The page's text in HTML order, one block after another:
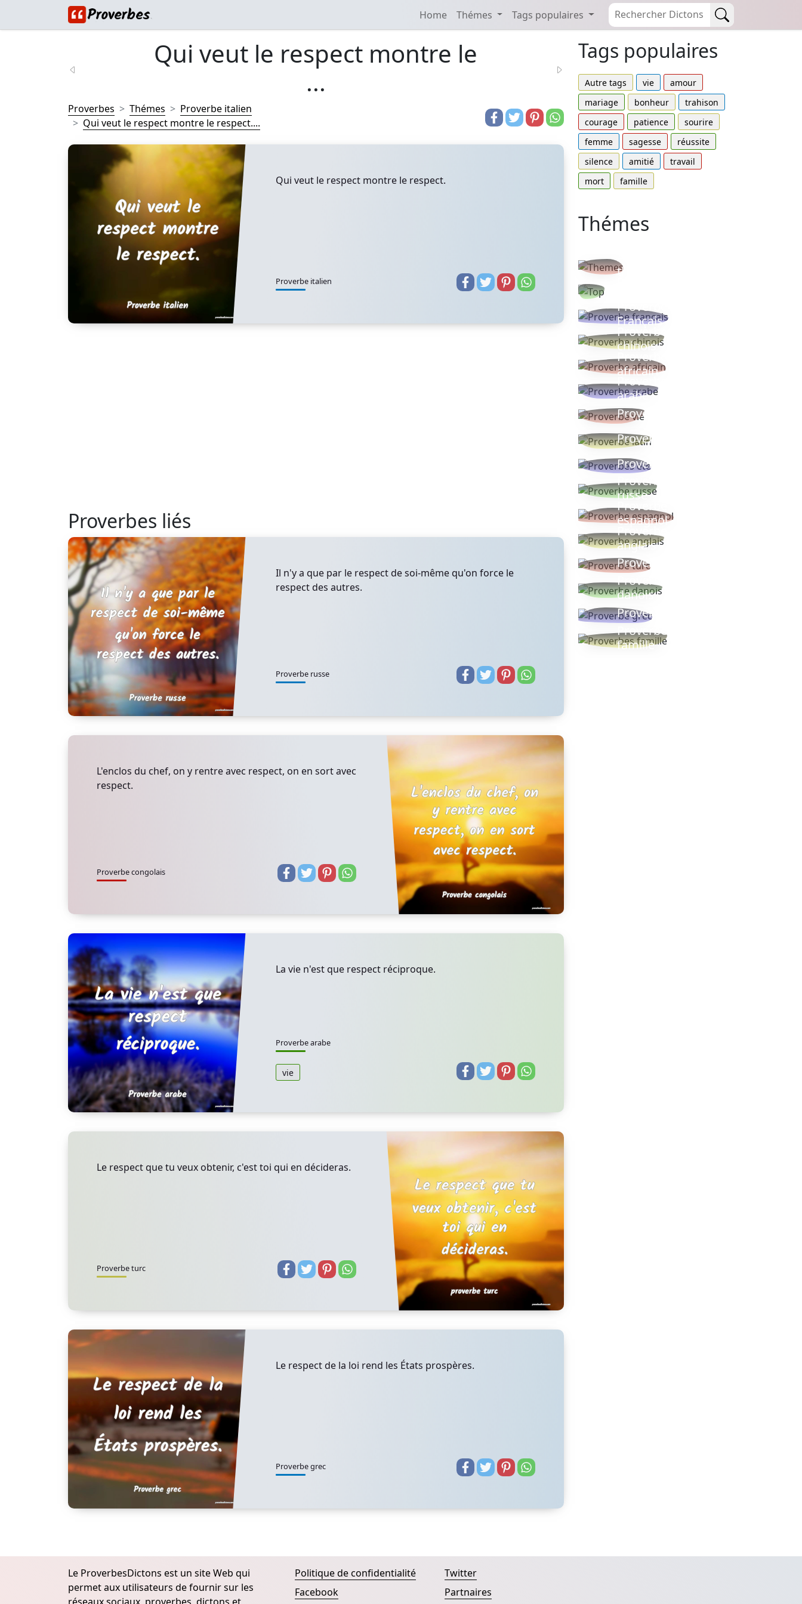
Home Thémes Tags populaires
Qui veut le respect montre le
...
Proverbes Thémes
Proverbe italien
Qui veut le respect montre le respect....
Qui veut le respect montre le respect.
Proverbe italien
Proverbes liés
Il n'y a que par le respect de soi-même qu'on force le
respect des autres.
Proverbe russe
L'enclos du chef, on y rentre avec respect, on en sort avec
respect.
Proverbe congolais
La vie n'est que respect réciproque.
Proverbe arabe
vie
Le respect que tu veux obtenir, c'est toi qui en décideras.
Proverbe turc
Le respect de la loi rend les États prospères.
Proverbe grec
Tags populaires
Autre tags vie
amour
mariage
bonheur
trahison
courage
patience
sourire
femme
sagesse
réussite
silence
amitié
travail
mort
famille
Thémes
thèmes
Proverbe
Français
Proverbe
chinois
Proverbe
africain
Proverbe
arabe
Proverbe vie
Proverbe latin
Proverbes ete
Proverbe
russe
Proverbe
espagnol
Proverbe
anglais
Proverbe turc
Proverbe
danois
Proverbe grec
Proverbes
famille
Le ProverbesDictons est un site Web qui
permet aux utilisateurs de fournir sur les
Politique de confidentialité
Facebook
Twitter
Partnaires